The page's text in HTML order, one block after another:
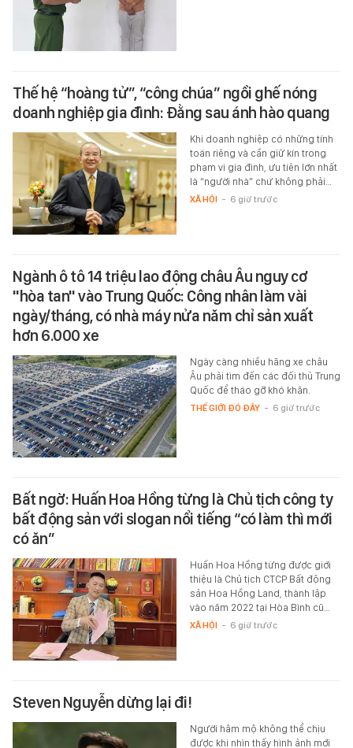
Thế hệ “hoàng tử”, “công chúa” ngồi ghế nóng
doanh nghiệp gia đình: Đằng sau ánh hào quang
Khi doanh nghiệp có những tính
toán riêng và cần giữ kín trong
phạm vi gia đình, ưu tiên lớn nhất
là “người nhà” chứ không phải…
XÃ HỘI - 6 giờ trước
Ngành ô tô 14 triệu lao động châu Âu nguy cơ
"hòa tan" vào Trung Quốc: Công nhân làm vài
ngày/tháng, có nhà máy nửa năm chỉ sản xuất
hơn 6.000 xe
Ngày càng nhiều hãng xe châu
Âu phải tìm đến các đối thủ Trung
Quốc để tháo gỡ khó khăn.
THẾ GIỚI ĐÓ ĐÂY - 6 giờ trước
Bất ngờ: Huấn Hoa Hồng từng là Chủ tịch công ty
bất động sản với slogan nổi tiếng “có làm thì mới
có ăn”
Huấn Hoa Hồng từng được giới
thiệu là Chủ tịch CTCP Bất động
sản Hoa Hồng Land, thành lập
vào năm 2022 tại Hòa Bình cũ…
XÃ HỘI - 6 giờ trước
Steven Nguyễn dừng lại đi!
Người hâm mộ không thể chịu
được khi nhìn thấy hình ảnh mới